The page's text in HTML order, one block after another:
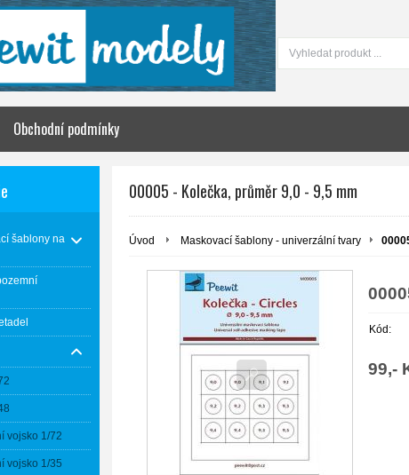
Obchodní podmínky
šablony na
vojsko 1/72
vojsko 1/35
00005 - Kolečka, průměr 9,0 - 9,5 mm
Úvod Maskovací šablony - univerzální tvary
Kód:
99,-